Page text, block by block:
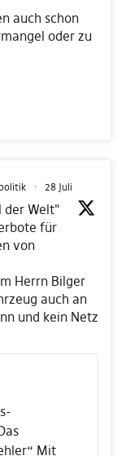
auch schon
oder zu
· 28 Juli
der Welt"
für
von
Herrn Bilger
auch an
und kein Netz
Mit